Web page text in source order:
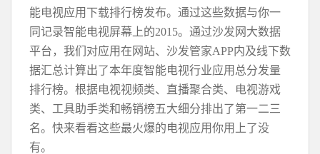
能电视应用下载排行榜发布。通过这些数据与你一
同记录智能电视屏幕上的2015。通过沙发网大数据
平台，我们对应用在网站、沙发管家APP内及线下数
据汇总计算出了本年度智能电视行业应用总分发量
排行榜。根据电视视频类、直播聚合类、电视游戏
类、工具助手类和畅销榜五大细分排出了第一二三
名。快来看看这些最火爆的电视应用你用上了没
有。